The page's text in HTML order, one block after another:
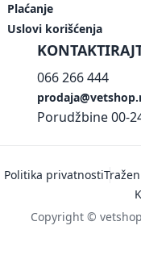
Plaćanje
Uslovi korišćenja
066 266 444
Porudžbine 00-
Politika privatnosti
Copyright ©